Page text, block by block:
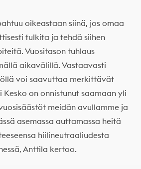
oikeastaan siinä, jos omaa
tulkita ja tehdä siihen
Vuositason tuhlaus
aikavälillä. Vastaavasti
voi saavuttaa merkittävät
Kesko on onnistunut saamaan yli
meidän avullamme ja
asemassa auttamassa heitä
hiilineutraaliudesta
Anttila kertoo.